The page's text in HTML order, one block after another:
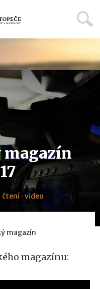
magazín
čtení · video
magazín
magazínu: